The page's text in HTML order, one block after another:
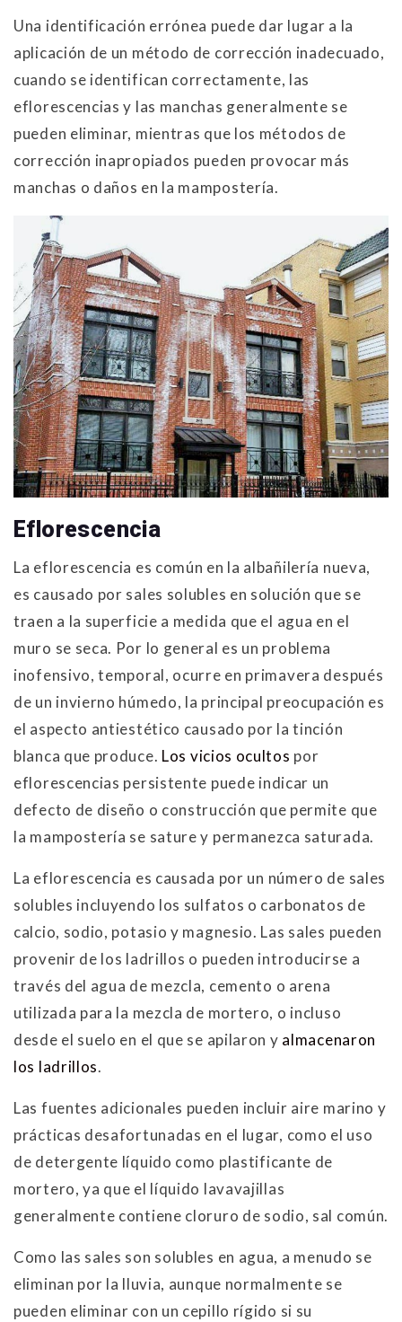
Una identificación errónea puede dar lugar a la
aplicación de un método de corrección inadecuado,
cuando se identifican correctamente, las
eflorescencias y las manchas generalmente se
pueden eliminar, mientras que los métodos de
corrección inapropiados pueden provocar más
manchas o daños en la mampostería.
Eflorescencia
La eflorescencia es común en la albañilería nueva,
es causado por sales solubles en solución que se
traen a la superficie a medida que el agua en el
muro se seca. Por lo general es un problema
inofensivo, temporal, ocurre en primavera después
de un invierno húmedo, la principal preocupación es
el aspecto antiestético causado por la tinción
blanca que produce. Los vicios ocultos por
eflorescencias persistente puede indicar un
defecto de diseño o construcción que permite que
la mampostería se sature y permanezca saturada.
La eflorescencia es causada por un número de sales
solubles incluyendo los sulfatos o carbonatos de
calcio, sodio, potasio y magnesio. Las sales pueden
provenir de los ladrillos o pueden introducirse a
través del agua de mezcla, cemento o arena
utilizada para la mezcla de mortero, o incluso
desde el suelo en el que se apilaron y almacenaron
los ladrillos.
Las fuentes adicionales pueden incluir aire marino y
prácticas desafortunadas en el lugar, como el uso
de detergente líquido como plastificante de
mortero, ya que el líquido lavavajillas
generalmente contiene cloruro de sodio, sal común.
Como las sales son solubles en agua, a menudo se
eliminan por la lluvia, aunque normalmente se
pueden eliminar con un cepillo rígido si su